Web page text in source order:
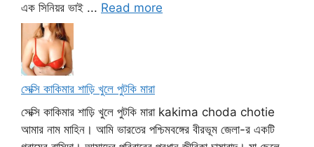
এক সিনিয়র ভাই ... Read more
সেক্সি কাকিমার শাড়ি খুলে পুটকি মারা
সেক্সি কাকিমার শাড়ি খুলে পুটকি মারা kakima choda chotie
আমার নাম মাহিন। আমি ভারতের পশ্চিমবঙ্গের বীরভূম জেলা-র একটি